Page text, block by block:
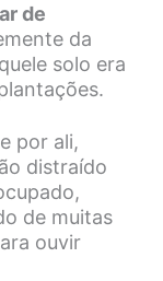
de
da
solo era
por ali,
distraído
de muitas
ouvir